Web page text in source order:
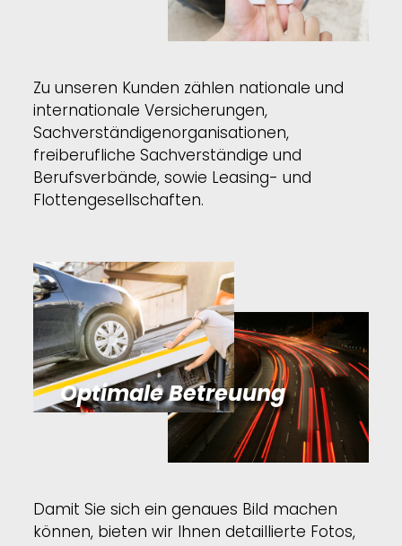
Zu unseren Kunden zählen nationale und
internationale Versicherungen,
Sachverständigenorganisationen,
freiberufliche Sachverständige und
Berufsverbände, sowie Leasing- und
Flottengesellschaften.
Damit Sie sich ein genaues Bild machen
können, bieten wir Ihnen detaillierte Fotos,
Optimale Betreuung